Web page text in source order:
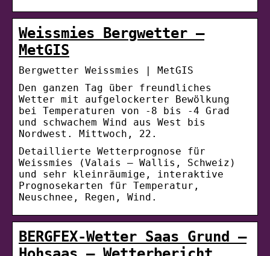
Weissmies Bergwetter –
MetGIS
Bergwetter Weissmies | MetGIS
Den ganzen Tag über freundliches
Wetter mit aufgelockerter Bewölkung
bei Temperaturen von -8 bis -4 Grad
und schwachem Wind aus West bis
Nordwest. Mittwoch, 22.
Detaillierte Wetterprognose für
Weissmies (Valais – Wallis, Schweiz)
und sehr kleinräumige, interaktive
Prognosekarten für Temperatur,
Neuschnee, Regen, Wind.
BERGFEX-Wetter Saas Grund –